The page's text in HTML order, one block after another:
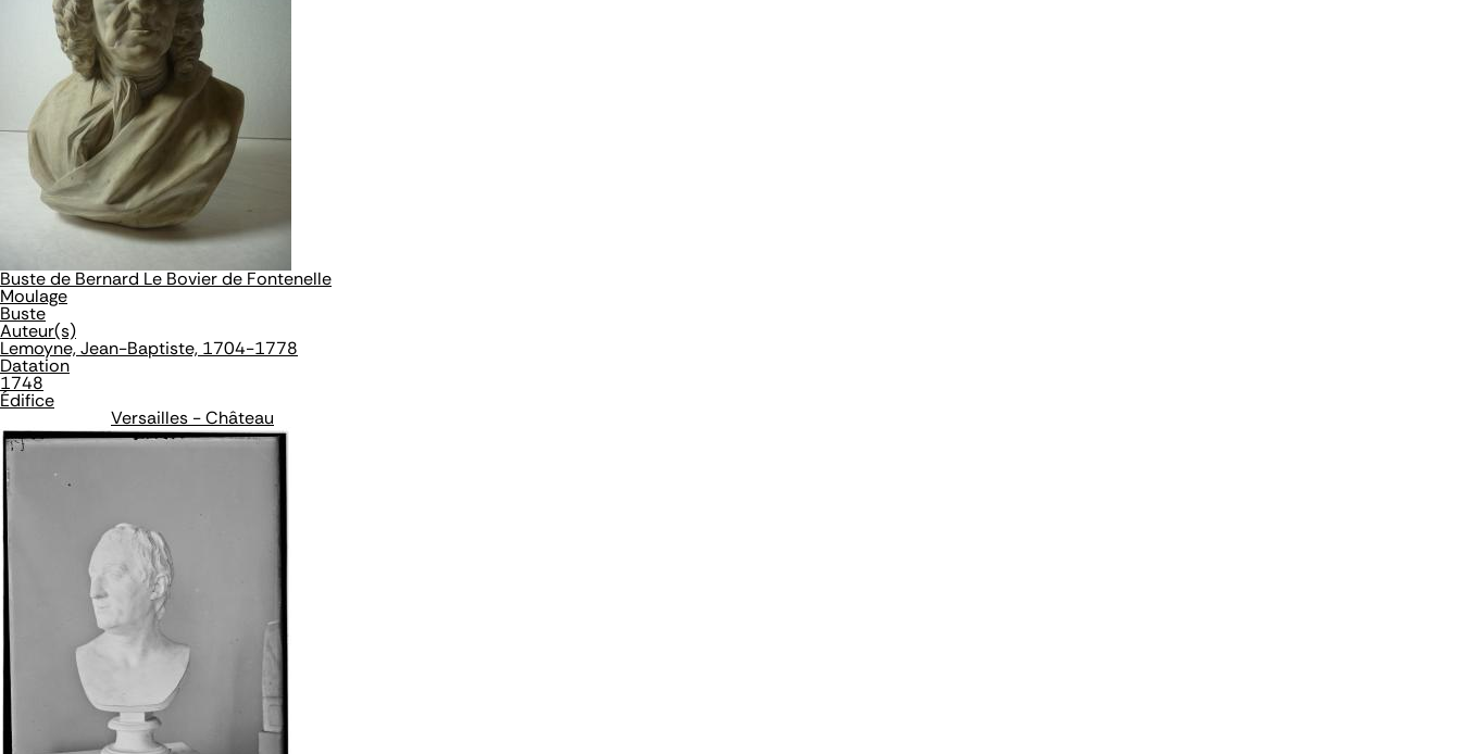
Buste de Bernard Le Bovier de Fontenelle
Moulage
Buste
Auteur(s)
Lemoyne, Jean-Baptiste, 1704-1778
Datation
1748
Édifice
Versailles - Château